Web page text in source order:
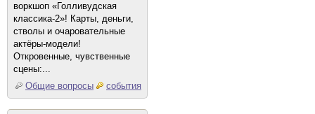
воркшоп «Голливудская
классика-2»! Карты, деньги,
стволы и очаровательные
актёры-модели!
Откровенные, чувственные
сцены:...
Общие вопросы
события